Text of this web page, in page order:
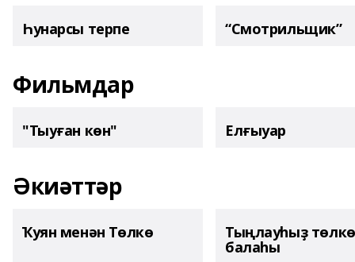
Һунарсы терпе “Смотрильщик”
Фильмдар
"Тыуған көн" Елғыуар
Әкиәттәр
Ҡуян менән Төлкө Тыңлауһыҙ төлкө
балаһы